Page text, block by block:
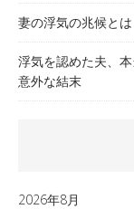
妻の浮気の兆候と
浮気を認めた夫、
意外な結末
2026年8月